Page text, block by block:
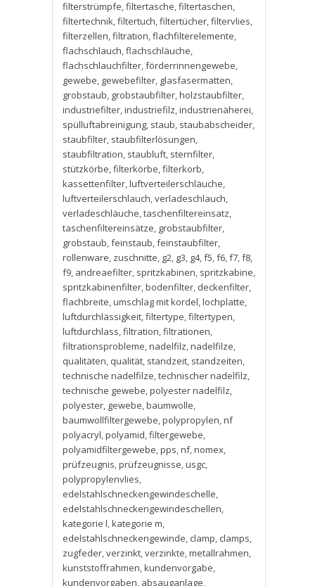
filterstrümpfe,filtertasche,filtertaschen,
filtertechnik,filtertuch,filtertücher,filtervlies,
filterzellen,filtration,flachfilterelemente,
flachschlauch,flachschläuche,
flachschlauchfilter,förderrinnengewebe,
gewebe, gewebefilter, glasfasermatten,
grobstaub, grobstaubfilter,holzstaubfilter,
industriefilter,industriefilz,industrienäherei,
spülluftabreinigung, staub, staubabscheider,
staubfilter, staubfilterlösungen,
staubfiltration, staubluft, sternfilter,
stützkörbe,filterkörbe,filterkorb,
kassettenfilter,luftverteilerschläuche,
luftverteilerschlauch,verladeschlauch,
verladeschläuche,taschenfiltereinsatz,
taschenfiltereinsätze, grobstaubfilter,
grobstaub,feinstaub,feinstaubfilter,
rollenware, zuschnitte, g2, g3, g4,f5,f6,f7,f8,
f9, andreaefilter, spritzkabinen, spritzkabine,
spritzkabinenfilter,bodenfilter, deckenfilter,
flachbreite,umschlag mit kordel,lochplatte,
luftdurchlässigkeit,filtertype,filtertypen,
luftdurchlass,filtration,filtrationen,
filtrationsprobleme,nadelfilz,nadelfilze,
qualitäten, qualität, standzeit, standzeiten,
technische nadelfilze,technischer nadelfilz,
technische gewebe,polyester nadelfilz,
polyester, gewebe,baumwolle,
baumwollfiltergewebe,polypropylen,nf
polyacryl,polyamid,filtergewebe,
polyamidfiltergewebe,pps,nf,nomex,
prüfzeugnis,prüfzeugnisse,usgc,
polypropylenvlies,
edelstahlschneckengewindeschelle,
edelstahlschneckengewindeschellen,
kategorie l,kategorie m,
edelstahlschneckengewinde, clamp, clamps,
zugfeder,verzinkt,verzinkte,metallrahmen,
kunststoffrahmen,kundenvorgabe,
kundenvorgaben, absauganlage,